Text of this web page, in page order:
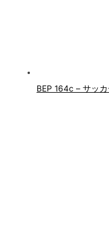
BEP 164c – サッ